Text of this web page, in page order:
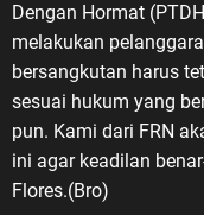
Dengan Hormat
melakukan
bersangkutan harus
sesuai hukum yang
pun. Kami dari FRN
ini agar keadilan
Flores.(Bro)